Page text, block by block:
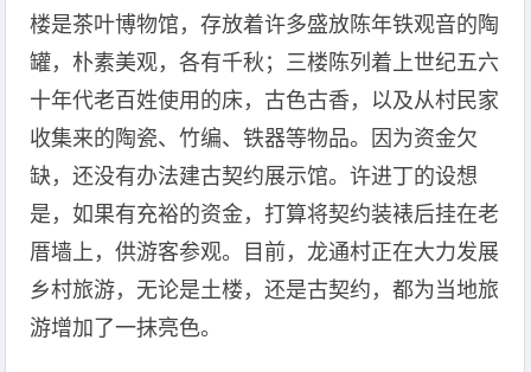
楼是茶叶博物馆，存放着许多盛放陈年铁观音的陶
罐，朴素美观，各有千秋；三楼陈列着上世纪五六
十年代老百姓使用的床，古色古香，以及从村民家
收集来的陶瓷、竹编、铁器等物品。因为资金欠
缺，还没有办法建古契约展示馆。许进丁的设想
是，如果有充裕的资金，打算将契约装裱后挂在老
厝墙上，供游客参观。目前，龙通村正在大力发展
乡村旅游，无论是土楼，还是古契约，都为当地旅
游增加了一抹亮色。